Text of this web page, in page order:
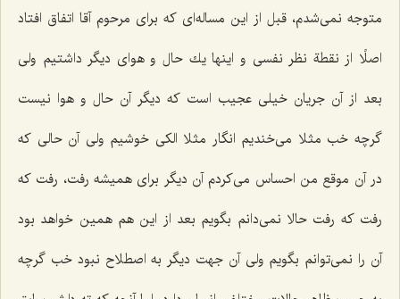
متوجه نمی‌شدم، قبل از این مساله‌ای كه برای مرحوم آقا اتفاق افتاد
اصلًا از نقطة نظر نفسی و اینها یك حال و هوای دیگر داشتیم ولی
بعد از آن جریان خیلی عجیب است كه دیگر آن حال و هوا نیست
گرچه خب مثلا می‌خندیم انگار مثلا الكی خوشیم ولی آن حالی كه
در آن موقع من احساس می‌كردم آن دیگر برای همیشه رفت، رفت كه
رفت كه رفت حالا نمی‌دانم بگویم بعد از این هم همین خواهد بود
آن را نمی‌توانم بگویم ولی آن جهت دیگر به اصطلاح نبود خب گرچه